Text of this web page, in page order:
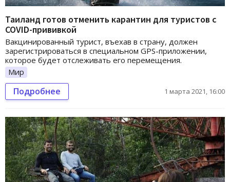
Таиланд готов отменить карантин для туристов с
COVID-прививкой
Вакцинированный турист, въехав в страну, должен
зарегистрироваться в специальном GPS-приложении,
которое будет отслеживать его перемещения.
Мир
Подробнее 1 марта 2021, 16:00